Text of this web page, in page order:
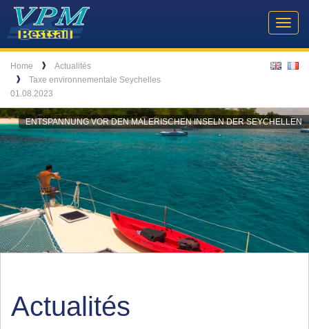
VPM
Yachtcharter
Navigation
Breadcrumb
Home ❱ Actualités
❱
Taxe environnementale Seychelles
01.08.2023
Language
ENTSPANNUNG VOR DEN MALERISCHEN INSELN DER SEYCHELLEN
Actualités